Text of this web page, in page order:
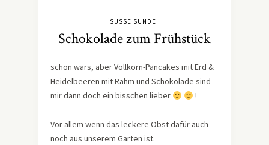
SÜSSE SÜNDE
Schokolade zum Frühstück
schön wärs, aber Vollkorn-Pancakes mit Erd &
Heidelbeeren mit Rahm und Schokolade sind
mir dann doch ein bisschen lieber
!
Vor allem wenn das leckere Obst dafür auch
noch aus unserem Garten ist.